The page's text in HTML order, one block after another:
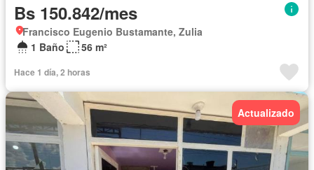
Bs 150.842/mes
Francisco Eugenio Bustamante, Zulia
1 Baño
56 m²
Hace 1 día, 2 horas
Actualizado